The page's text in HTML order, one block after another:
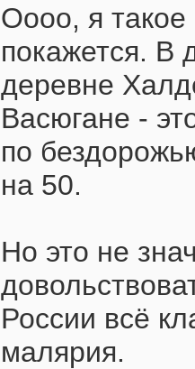
Оооо, я
покажется. В
деревне
Васюгане -
по
на 50.
Но это не
России всё
малярия.